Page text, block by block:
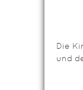
Die
und